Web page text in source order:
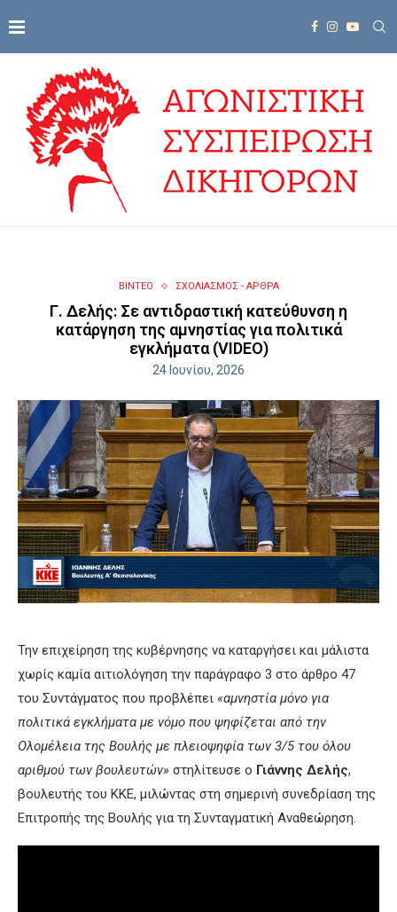
ΒΙΝΤΕΟ ΣΧΟΛΙΑΣΜΟΣ - ΑΡΘΡΑ
Γ. Δελής: Σε αντιδραστική κατεύθυνση η
κατάργηση της αμνηστίας για πολιτικά
εγκλήματα (VIDEO)
24 Ιουνίου, 2026
Την επιχείρηση της κυβέρνησης να καταργήσει και μάλιστα
χωρίς καμία αιτιολόγηση την παράγραφο 3 στο άρθρο 47
του Συντάγματος που προβλέπει «αμνηστία μόνο για
πολιτικά εγκλήματα με νόμο που ψηφίζεται από την
Ολομέλεια της Βουλής με πλειοψηφία των 3/5 του όλου
αριθμού των βουλευτών» στηλίτευσε ο Γιάννης Δελής,
βουλευτής του ΚΚΕ, μιλώντας στη σημερινή συνεδρίαση της
Επιτροπής της Βουλής για τη Συνταγματική Αναθεώρηση.